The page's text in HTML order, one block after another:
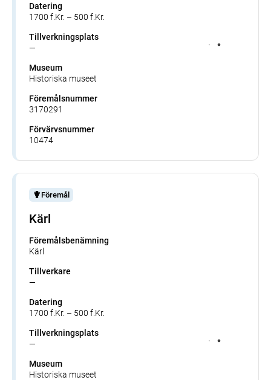
Datering
1700 f.Kr. – 500 f.Kr.
Tillverkningsplats
—
Museum
Historiska museet
Föremålsnummer
3170291
Förvärvsnummer
10474
Föremål
Kärl
Föremålsbenämning
Kärl
Tillverkare
—
Datering
1700 f.Kr. – 500 f.Kr.
Tillverkningsplats
—
Museum
Historiska museet